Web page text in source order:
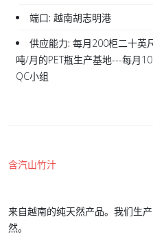
端口: 越南胡志明港
供应能力: 每月200柜二十英
吨/月的PET瓶生产基地---每月
QC小组
含汽山竹汁
来自越南的纯天然产品。我们生
然。